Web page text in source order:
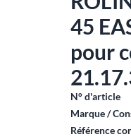
45
pour
N° d'article
Marque /
Référence